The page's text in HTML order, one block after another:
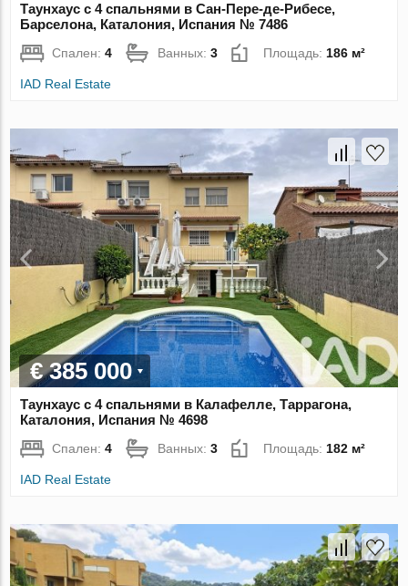
Таунхаус с 4 спальнями в Сан-Пере-де-Рибесе,
Барселона, Каталония, Испания № 7486
Спален:4 Ванных:3 Площадь:186 м²
IAD Real Estate
€ 385 000
Таунхаус с 4 спальнями в Калафелле, Таррагона,
Каталония, Испания № 4698
Спален:4 Ванных:3 Площадь: 182 м²
IAD Real Estate